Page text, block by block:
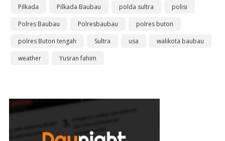
Pilkada
Pilkada Baubau polda sultra
polisi
Polres Baubau
Polresbaubau
polres buton
polres Buton tengah
Sultra usa
walikota baubau
weather
Yusran fahim